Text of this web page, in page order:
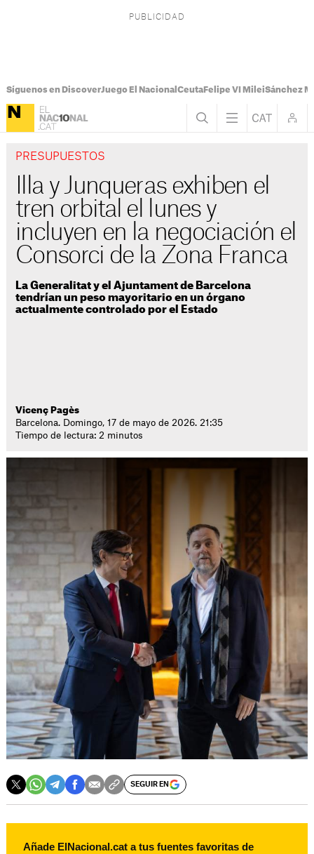
Síguenos en DiscoverJuego El Nacional CeutaFelipe VI MileiSánchez
PRESUPUESTOS
Illa y Junqueras exhiben el
tren orbital el lunes y
incluyen en la negociación el
Consorci de la Zona Franca
La Generalitat y el Ajuntament de Barcelona
tendrían un peso mayoritario en un órgano
actualmente controlado por el Estado
Vicenç Pagès
Barcelona. Domingo, 17 de mayo de 2026. 21:35
Tiempo de lectura: 2 minutos
SEGUIR EN
Añade ElNacional.cat a tus fuentes favoritas de